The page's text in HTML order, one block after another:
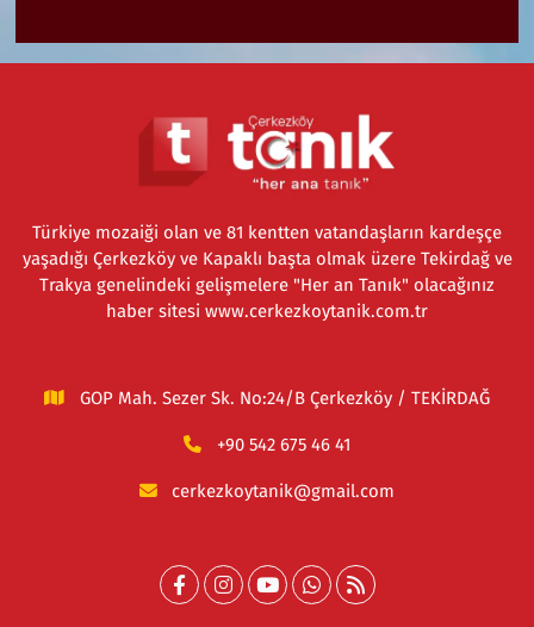
Türkiye mozaiği olan ve 81 kentten vatandaşların kardeşçe
yaşadığı Çerkezköy ve Kapaklı başta olmak üzere Tekirdağ ve
Trakya genelindeki gelişmelere "Her an Tanık" olacağınız
haber sitesi www.cerkezkoytanik.com.tr
GOP Mah. Sezer Sk. No:24/B Çerkezköy / TEKİRDAĞ
+90 542 675 46 41
cerkezkoytanik@gmail.com